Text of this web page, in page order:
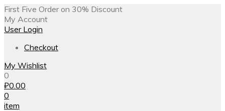
First Five Order on 30% Discount
My Account
User Login
Checkout
My Wishlist
0
₽0.00
0
item